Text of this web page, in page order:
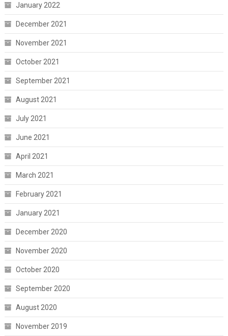
January 2022
December 2021
November 2021
October 2021
September 2021
August 2021
July 2021
June 2021
April 2021
March 2021
February 2021
January 2021
December 2020
November 2020
October 2020
September 2020
August 2020
November 2019